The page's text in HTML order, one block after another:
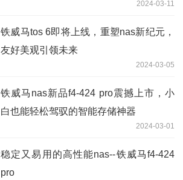
2024-03-11
铁威马tos 6即将上线，重塑nas新纪元，
友好美观引领未来
2024-03-05
铁威马nas新品f4-424 pro震撼上市，小
白也能轻松驾驭的智能存储神器
2024-03-01
稳定又易用的高性能nas--铁威马f4-424
pro